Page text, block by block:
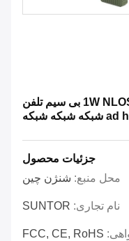
شبکه شبکه بی سیم محصولات 1W NLOS بی سیم تلفن
جزئیات محصول
محل منبع: شنژن چین
نام تجاری: SUNTOR
FCC, CE, RoHS